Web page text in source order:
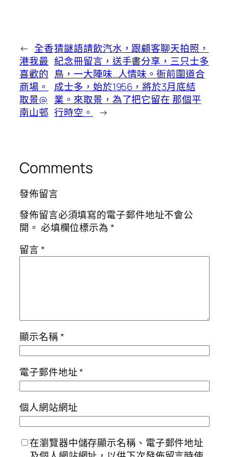
← 全香
港我最
喜歡的
商場。
取景@
南山邨
猜謎語請飲汽水，跟顧客聊天拍照，
紀念冊留言，送手書分享，三只士多
鳥，一大陣味…人情味。衙前圍道合
成士多，始於1956，將於3月底結
業。來取景，為了把它留在 那個平
行時空。
→
Comments
發佈留言
發佈留言必須填寫的電子郵件地址不會公
開。 必填欄位標示為*
留言*
顯示名稱*
電子郵件地址*
個人網站網址
在瀏覽器中儲存顯示名稱、電子郵件地址